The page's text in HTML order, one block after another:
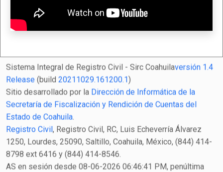
Sistema Integral de Registro Civil - Sirc Coahuilaversión 1.4
Release (build 20211029.161200.1)
Sitio desarrollado por la Dirección de Informática de la
Secretaría de Fiscalización y Rendición de Cuentas del
Estado de Coahuila
Registro Civil , Registro Civil, RC, Luis Echeverría Álvarez
1250, Lourdes, 25090, Saltillo, Coahuila, México, (844) 414-
8798 ext 6416 y (844) 414-8546.
AS en sesión desde 08-06-2026 06:46:41 PM, penúltima